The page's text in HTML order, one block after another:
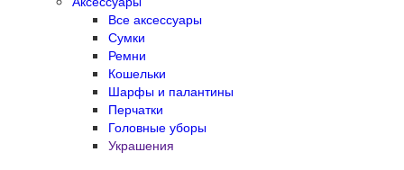
Все аксессуары
Сумки
Ремни
Кошельки
Шарфы и палантины
Перчатки
Головные уборы
Украшения